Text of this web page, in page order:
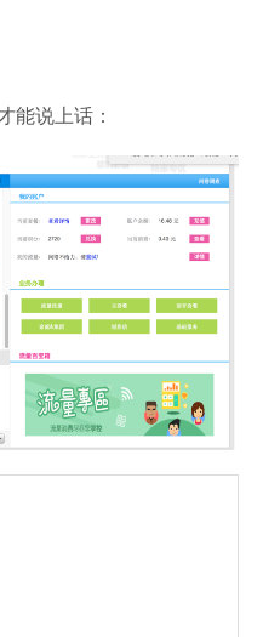
能说上话：